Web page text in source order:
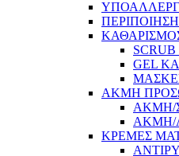
GEL
ΑΚΜΗ
ΑΚΜΗ/
ΑΚΜΗ/
ΚΡΕΜΕΣ